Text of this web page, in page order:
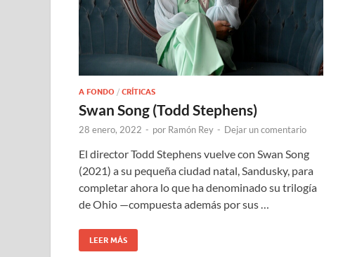
A FONDO / CRÍTICAS
Swan Song (Todd Stephens)
28 enero, 2022 - por Ramón Rey - Dejar un comentario
El director Todd Stephens vuelve con Swan Song
(2021) a su pequeña ciudad natal, Sandusky, para
completar ahora lo que ha denominado su trilogía
de Ohio —compuesta además por sus …
LEER MÁS